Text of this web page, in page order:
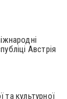
Австрія
та культурної